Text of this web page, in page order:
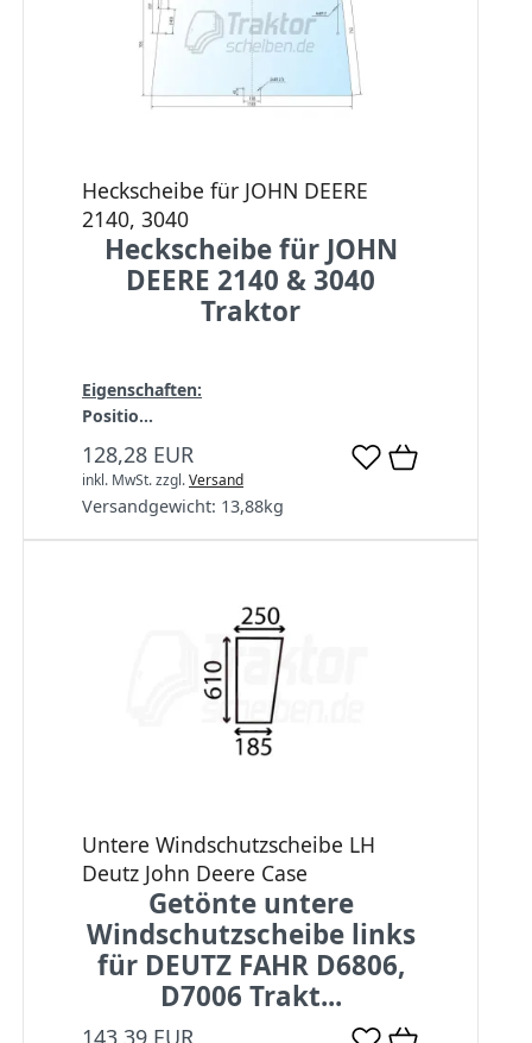
Heckscheibe für JOHN DEERE
2140, 3040
Heckscheibe für JOHN
DEERE 2140 & 3040
Traktor
Eigenschaften:
Positio...
128,28 EUR
inkl. MwSt.zzgl.Versand
Versandgewicht: 13,88kg
Untere Windschutzscheibe LH
Deutz John Deere Case
Getönte untere
Windschutzscheibe links
für DEUTZ FAHR D6806,
D7006 Trakt...
143,39 EUR